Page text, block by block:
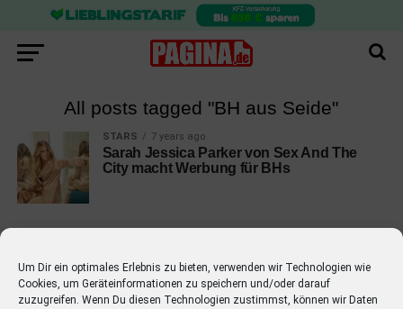
Um Dir ein optimales Erlebnis zu bieten, verwenden wir Technologien wie
Cookies, um Geräteinformationen zu speichern und/oder darauf
zuzugreifen. Wenn Du diesen Technologien zustimmst, können wir Daten
All posts tagged "BH aus Seide"
STARS 7 years ago
Sarah Jessica Parker von Sex And The
City macht Werbung für BHs
EMPFOHLEN